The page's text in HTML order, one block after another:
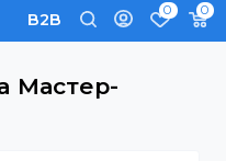
B2B
0
Мастер-